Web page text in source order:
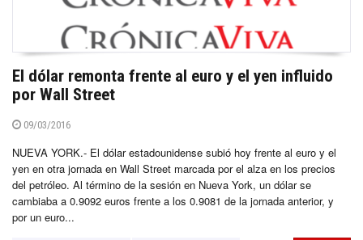
El dólar remonta frente al euro y el yen influido
por Wall Street
09/03/2016
NUEVA YORK.- El dólar estadounidense subió hoy frente al euro y el
yen en otra jornada en Wall Street marcada por el alza en los precios
del petróleo. Al término de la sesión en Nueva York, un dólar se
cambiaba a 0.9092 euros frente a los 0.9081 de la jornada anterior, y
por un euro...